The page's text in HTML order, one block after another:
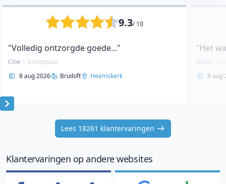
9.3/ 10
"Volledig ontzorgde goede..."
Cloë | Bruidspaar
8 aug 2026
Bruiloft Heemskerk
"Het
Ruby
8 aug
Item
Lees 18261 klantervaringen
Klantervaringen op andere websites